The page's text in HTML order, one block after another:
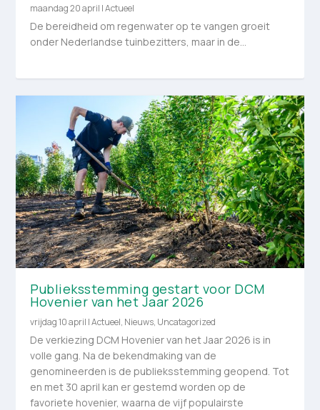
maandag 20 april |Actueel
De bereidheid om regenwater op te vangen groeit
onder Nederlandse tuinbezitters, maar in de...
Publieksstemming gestart voor DCM
Hovenier van het Jaar 2026
vrijdag 10 april |Actueel, Nieuws, Uncatagorized
De verkiezing DCM Hovenier van het Jaar 2026 is in
volle gang. Na de bekendmaking van de
genomineerden is de publieksstemming geopend. Tot
en met 30 april kan er gestemd worden op de
favoriete hovenier, waarna de vijf populairste